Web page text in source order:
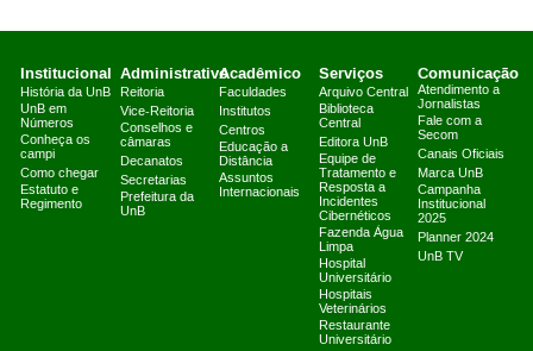
Institucional
História da UnB
UnB em
Números
Conheça os
campi
Como chegar
Estatuto e
Regimento
Administrativo
Reitoria
Vice-Reitoria
Conselhos e
câmaras
Decanatos
Secretarias
Prefeitura da
UnB
Acadêmico
Faculdades
Institutos
Centros
Educação a
Distância
Assuntos
Internacionais
Serviços
Arquivo Central
Biblioteca
Central
Editora UnB
Equipe de
Tratamento e
Resposta a
Incidentes
Cibernéticos
Fazenda Água
Limpa
Hospital
Universitário
Hospitais
Veterinários
Restaurante
Universitário
Comunicação
Atendimento a
Jornalistas
Fale com a
Secom
Canais Oficiais
Marca UnB
Campanha
Institucional
2025
Planner 2024
UnB TV